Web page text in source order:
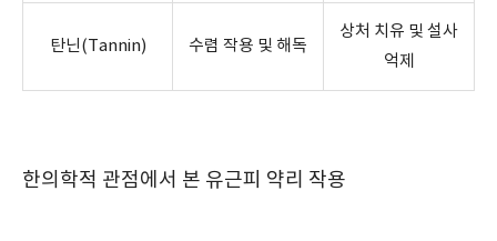
탄닌(Tannin) 수렴 작용 및 해독
상처 치유 및 설사
억제
한의학적 관점에서 본 유근피 약리 작용